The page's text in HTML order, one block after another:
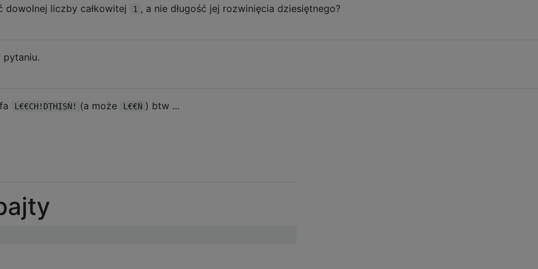
dowolnej liczby całkowitej 1 , a nie długość jej rozwinięcia dziesiętnego?
pytaniu.
L€€CH!DṬHỊṢṄ! (a może L€€Ṅ ) btw ...